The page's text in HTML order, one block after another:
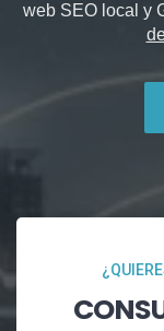
web SEO local y